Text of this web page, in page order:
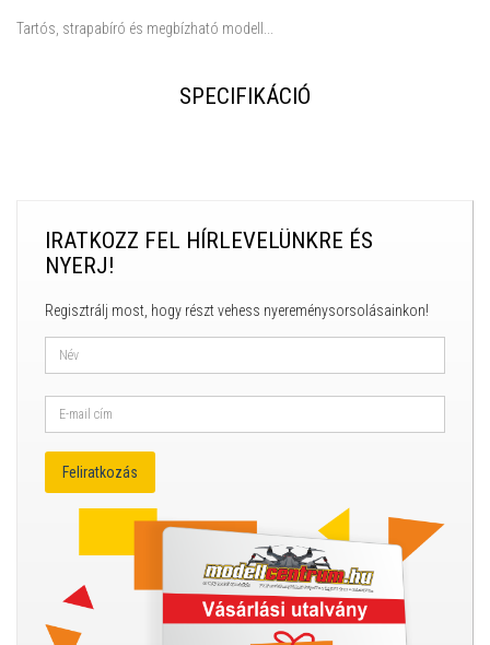
Tartós, strapabíró és megbízható modell...
SPECIFIKÁCIÓ
IRATKOZZ FEL HÍRLEVELÜNKRE ÉS
NYERJ!
Regisztrálj most, hogy részt vehess nyereménysorsolásainkon!